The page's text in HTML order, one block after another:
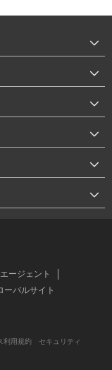
ージェント
ーバルサイト
利用規約 セキュリティ